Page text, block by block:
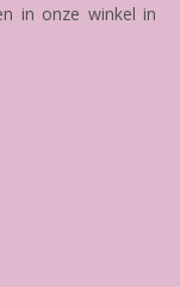
in onze winkel in